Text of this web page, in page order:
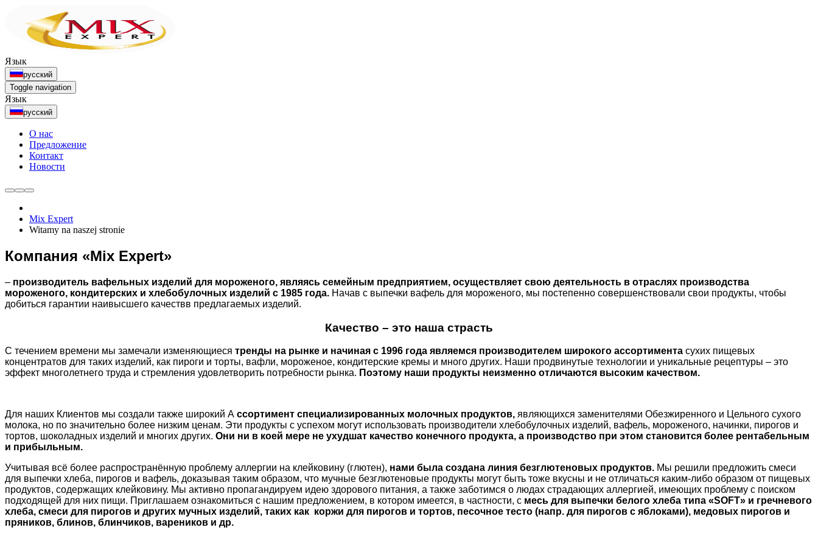
Язык
русский
Toggle navigation
Язык
русский
О нас
Предложение
Контакт
Новости
Mix Expert
Witamy na naszej stronie
Компания «Mix Expert»
– производитель вафельных изделий для мороженого, являясь семейным предприятием, осуществляет свою деятельность в отраслях производства
мороженого, кондитерских и хлебобулочных изделий с 1985 года. Начав с выпечки вафель для мороженого, мы постепенно совершенствовали свои продукты, чтобы
добиться гарантии наивысшего качествв предлагаемых изделий.
Качество – это наша страсть
С течением времени мы замечали изменяющиеся тренды на рынке и начиная с 1996 года являемся производителем широкого ассортимента сухих пищевых
концентратов для таких изделий, как пироги и торты, вафли, мороженое, кондитерские кремы и много других. Наши продвинутые технологии и уникальные рецептуры – это
эффект многолетнего труда и стремления удовлетворить потребности рынка. Поэтому наши продукты неизменно отличаются высоким качеством.
Для наших Клиентов мы создали также широкий А ссортимент специализированных молочных продуктов, являющихся заменителями Обезжиренного и Цельного сухого
молока, но по значительно более низким ценам. Эти продукты с успехом могут использовать производители хлебобулочных изделий, вафель, мороженого, начинки, пирогов и
тортов, шоколадных изделий и многих других. Они ни в коей мере не ухудшат качество конечного продукта, а производство при этом становится более рентабельным
и прибыльным.
Учитывая всё более распространённую проблему аллергии на клейковину (глютен), нами была создана линия безглютеновых продуктов. Мы решили предложить смеси
для выпечки хлеба, пирогов и вафель, доказывая таким образом, что мучные безглютеновые продукты могут быть тоже вкусны и не отличаться каким-либо образом от пищевых
продуктов, содержащих клейковину. Мы активно пропагандируем идею здорового питания, а также заботимся о людах страдающих аллергией, имеющих проблему с поиском
подходящей для них пищи. Приглашаем ознакомиться с нашим предложением, в котором имеется, в частности, с месь для выпечки белого хлеба типа «SOFT» и гречневого
хлеба, смеси для пирогов и других мучных изделий, таких как коржи для пирогов и тортов, песочное тесто (напр. для пирогов с яблоками), медовых пирогов и
пряников, блинов, блинчиков, вареников и др.